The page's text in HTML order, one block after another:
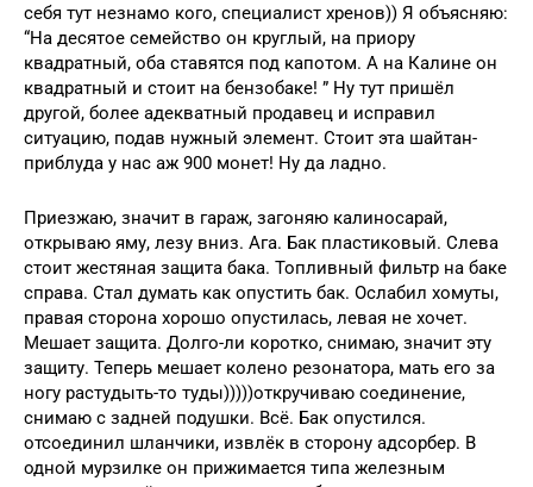
себя тут незнамо кого, специалист хренов)) Я объясняю:
“На десятое семейство он круглый, на приору
квадратный, оба ставятся под капотом. А на Калине он
квадратный и стоит на бензобаке! ” Ну тут пришёл
другой, более адекватный продавец и исправил
ситуацию, подав нужный элемент. Стоит эта шайтан-
приблуда у нас аж 900 монет! Ну да ладно.
Приезжаю, значит в гараж, загоняю калиносарай,
открываю яму, лезу вниз. Ага. Бак пластиковый. Слева
стоит жестяная защита бака. Топливный фильтр на баке
справа. Стал думать как опустить бак. Ослабил хомуты,
правая сторона хорошо опустилась, левая не хочет.
Мешает защита. Долго-ли коротко, снимаю, значит эту
защиту. Теперь мешает колено резонатора, мать его за
ногу растудыть-то туды)))))откручиваю соединение,
снимаю с задней подушки. Всё. Бак опустился.
отсоединил шланчики, извлёк в сторону адсорбер. В
одной мурзилке он прижимается типа железным